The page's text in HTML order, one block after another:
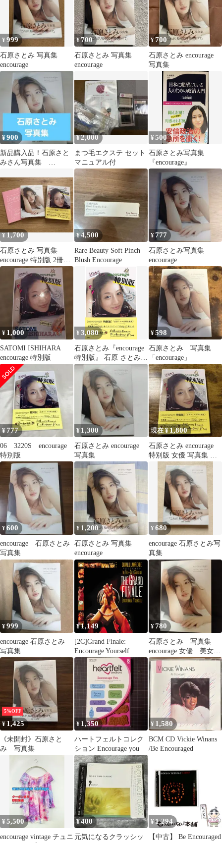
¥999
石原さとみ 写真集
encourage
¥700
石原さとみ 写真集
encourage
¥700
石原さとみ encourage
写真集
¥900
新品購入品！石原さと
みさん写真集
¥2,000
まつ毛エクステ セット
マニュアル付
¥500
石原さとみ写真集
『encourage』
¥1,700
石原さとみ 写真集
encourage 特別版 2冊セ
ット
¥4,500
Rare Beauty Soft Pinch
Blush Encourage
¥777
石原さとみ写真集
encourage
¥ 1,000
SATOMI ISHIHARA
encourage 特別版
¥3,080
石原さとみ『encourage
特別版』 石原 さとみ
(中古)
¥598
石原さとみ 写真集
「encourage」
¥777
06 3220S encourage
特別版
¥ 1,300
石原さとみ encourage
写真集
現在 ¥1,800
石原さとみ encourage
特別版 女優 写真集 ス
タイルブック 宝島社
¥600
encourage 石原さとみ
写真集
¥ 1,200
石原さとみ 写真集
encourage
¥680
encourage 石原さとみ写
真集
¥999
encourage 石原さとみ
写真集
¥1,149
[2C]Grand Finale:
Encourage Yourself
¥780
石原さとみ 写真集
encourage 女優 美女
かわいい 水着 グラ
ビア
5%OFF
¥ 1,425
《未開封》石原さと
み 写真集
¥ 1,350
ハートフェルトコレク
ション Encourage you
¥ 1,580
BCM CD Vickie Winans
/Be Encouraged
¥5,500
encourage vintage チュニ
¥400
元気になるクラッシッ
¥ 1,294
【中古】 Be Encouraged